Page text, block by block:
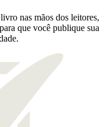
nas mãos dos leitores,
que você publique sua